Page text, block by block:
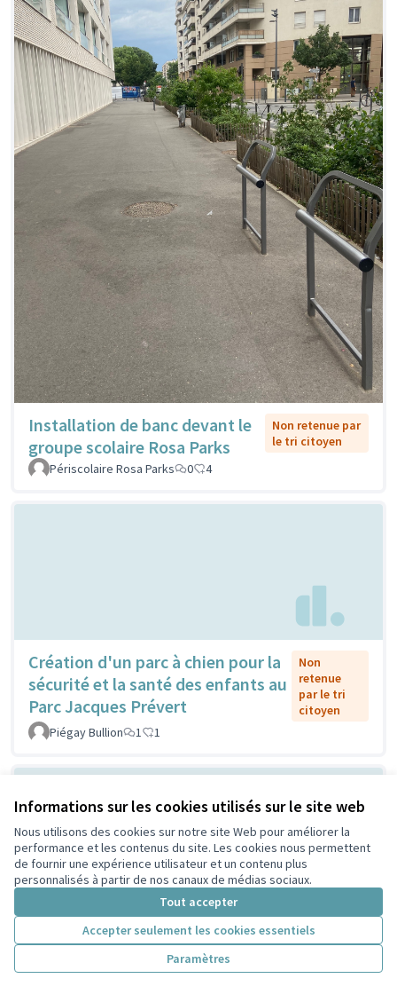
Informations sur les cookies utilisés sur le site web
Nous utilisons des cookies sur notre site Web pour améliorer la
performance et les contenus du site. Les cookies nous permettent
de fournir une expérience utilisateur et un contenu plus
personnalisés à partir de nos canaux de médias sociaux.
Tout accepter
Accepter seulement les cookies essentiels
Paramètres
Installation de banc devant le
groupe scolaire Rosa Parks
Non retenue par
le tri citoyen
Périscolaire Rosa Parks
0 4
Création d'un parc à chien pour la
sécurité et la santé des enfants au
Parc Jacques Prévert
Non
retenue
par le tri
citoyen
Piégay Bullion
1 1
Encore plus d’arbres, et encore
plus de végétation proche des
bâtiments
Retenue
par le tri